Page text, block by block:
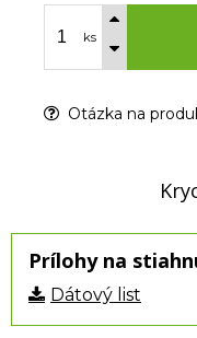
ks
Otázka na
Prílohy na
Dátový list